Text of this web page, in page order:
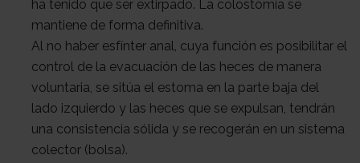
ha tenido que ser extirpado. La colostomía se
mantiene de forma definitiva.
Al no haber esfínter anal, cuya función es posibilitar el
control de la evacuación de las heces de manera
voluntaria, se sitúa el estoma en la parte baja del
lado izquierdo y las heces que se expulsan, tendrán
una consistencia sólida y se recogerán en un sistema
colector (bolsa).